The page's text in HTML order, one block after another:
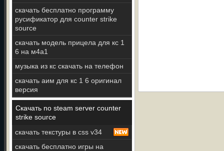
скачать бесплатно программу
русификатор для counter strike
source
скачать модель прицела для кс 1
6 на м4а1
музыка из кс скачать на телефон
скачать аим для кс 1 6 оригинал
версия
Скачать no steam server counter
strike source
скачать текстуры в css v34
скачать бесплатно игры на